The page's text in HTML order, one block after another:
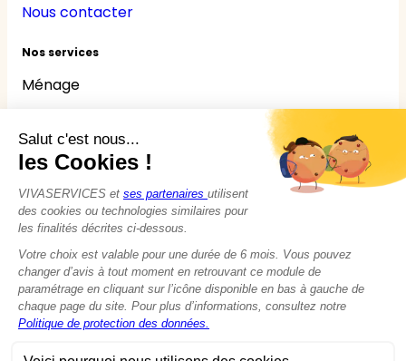
Nous contacter
Nos services
Ménage
Jardinage
Bricolage
Nounou
Seniors
Handicaps
© 2015 - 2026VIVASERVICES
Modifier vos préférences en matière de cookies